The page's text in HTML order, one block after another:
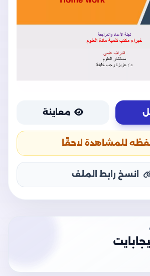
معاينة
للمشاهدة لاحقًا
انسخ رابط الملف